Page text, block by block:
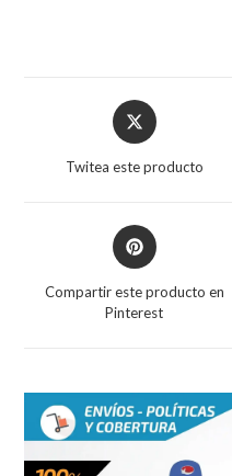
Opens
in
Twitea este producto
Opens
in
new
Compartir este producto en
Pinterest